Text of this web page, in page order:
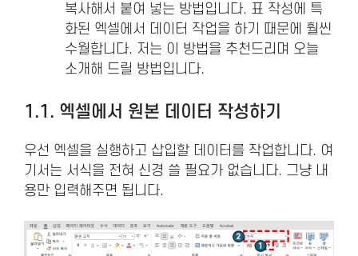
복사해서 붙여 넣는 방법입니다. 표 작성에 특
화된 엑셀에서 데이터 작업을 하기 때문에 훨씬
수월합니다. 저는 이 방법을 추천드리며 오늘
소개해 드릴 방법입니다.
1.1. 엑셀에서 원본 데이터 작성하기
우선 엑셀을 실행하고 삽입할 데이터를 작업합니다. 여
기서는 서식을 전혀 신경 쓸 필요가 없습니다. 그냥 내
용만 입력해주면 됩니다.